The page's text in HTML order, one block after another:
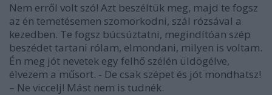
Nem erről volt szó! Azt beszéltük meg, majd te fogsz
az én temetésemen szomorkodni, szál rózsával a
kezedben. Te fogsz búcsúztatni, megindítóan szép
beszédet tartani rólam, elmondani, milyen is voltam.
Én meg jót nevetek egy felhő szélén üldögélve,
élvezem a műsort. - De csak szépet és jót mondhatsz!
– Ne viccelj! Mást nem is tudnék.